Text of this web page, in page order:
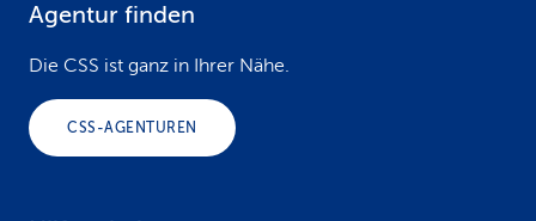
Agentur finden
Die CSS ist ganz in Ihrer Nähe.
CSS-AGENTUREN